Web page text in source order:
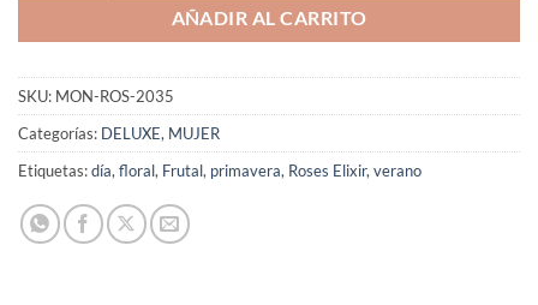
AÑADIR AL CARRITO
SKU: MON-ROS-2035
Categorías: DELUXE, MUJER
Etiquetas:día, floral, Frutal, primavera, Roses Elixir, verano